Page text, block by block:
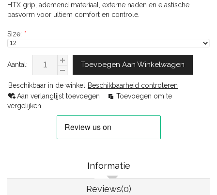
HTX grip, ademend materiaal, externe naden en elastische
pasvorm voor ultiem comfort en controle.
Size: *
Aantal: Toevoegen Aan Winkelwagen
Beschikbaar in de winkel: Beschikbaarheid controleren
Aan verlanglijst toevoegen
Toevoegen om te
vergelijken
Informatie
Reviews(0)